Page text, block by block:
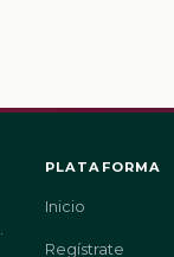
PLATAFORMA
Inicio
Regístrate